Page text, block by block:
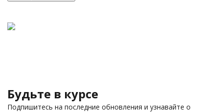
Будьте в курсе
Подпишитесь на последние обновления и узнавайте о